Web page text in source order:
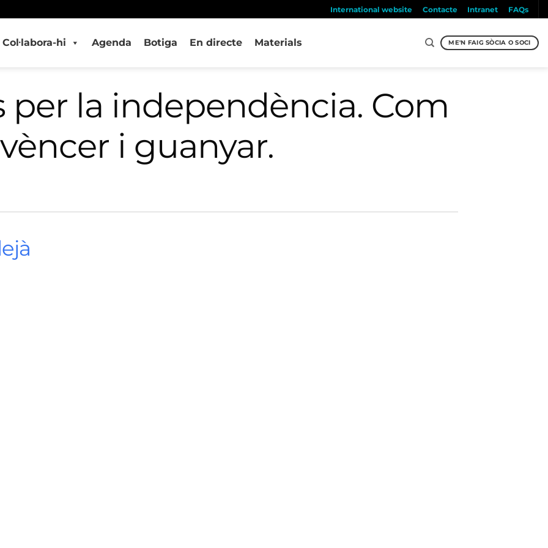
International website Contacte Intranet FAQs
Col·labora-hi Agenda Botiga En directe Materials ME'N FAIG SÒCIA O SOCI
per la independència. Com
vèncer i guanyar.